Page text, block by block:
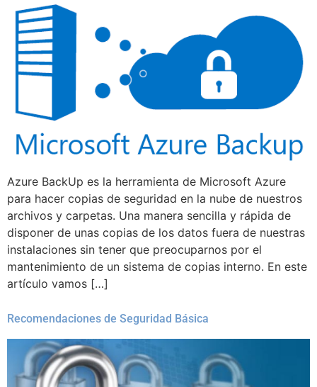
Azure BackUp es la herramienta de Microsoft Azure
para hacer copias de seguridad en la nube de nuestros
archivos y carpetas. Una manera sencilla y rápida de
disponer de unas copias de los datos fuera de nuestras
instalaciones sin tener que preocuparnos por el
mantenimiento de un sistema de copias interno. En este
artículo vamos […]
Recomendaciones de Seguridad Básica